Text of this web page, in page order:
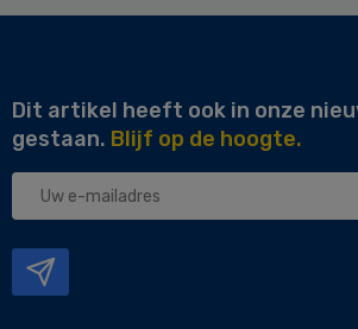
Dit artikel heeft ook in onze
gestaan. Blijf op de hoogte.
Uw